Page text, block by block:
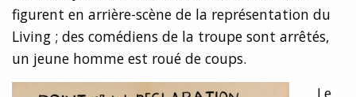
figurent en arrière-scène de la représentation du
Living ; des comédiens de la troupe sont arrêtés,
un jeune homme est roué de coups.
Le